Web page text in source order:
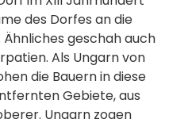
des Dorfes an die
geschah auch
Als Ungarn von
die Bauern in diese
Gebiete, aus
Ungarn zogen